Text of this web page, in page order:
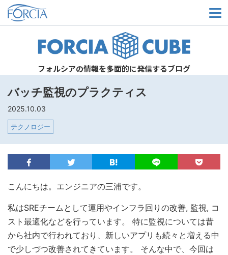
メ
フォルシアの情報を多面的に発信するブログ
バッチ監視のプラクティス
2025.10.03
テクノロジー
こんにちは。エンジニアの三浦です。
私はSREチームとして運用やインフラ回りの改善, 監視, コ
スト最適化などを行っています。 特に監視については昔
から社内で行われており、新しいアプリも続々と増える中
で少しづつ改善されてきています。 そんな中で、今回は